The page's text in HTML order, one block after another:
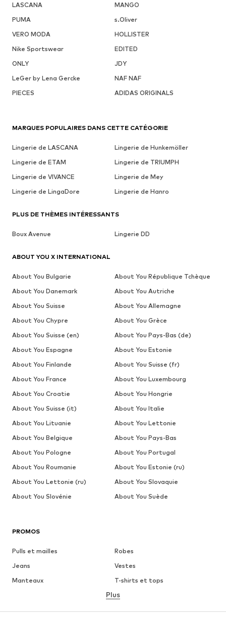
LASCANA
MANGO
PUMA
s.Oliver
VERO MODA
HOLLISTER
Nike Sportswear
EDITED
ONLY
JDY
LeGer by Lena Gercke
NAF NAF
PIECES
ADIDAS ORIGINALS
PROMOS
Pulls et mailles
Robes
Jeans
Vestes
Manteaux
T-shirts et tops
Lingerie
Plus
MARQUES POPULAIRES DANS CETTE CATÉGORIE
Lingerie de LASCANA
Lingerie de Hunkemöller
Lingerie de ETAM
Lingerie de TRIUMPH
Lingerie de VIVANCE
Lingerie de Mey
Lingerie de LingaDore
Lingerie de Hanro
PLUS DE THÈMES INTÉRESSANTS
Boux Avenue Lingerie DD
ABOUT YOU X INTERNATIONAL
About You Bulgarie
About You République Tchèque
About You Danemark
About You Autriche
About You Suisse
About You Allemagne
About You Chypre
About You Grèce
About You Suisse (en)
About You Pays-Bas (de)
About You Espagne
About You Estonie
About You Finlande
About You Suisse (fr)
About You France
About You Luxembourg
About You Croatie
About You Hongrie
About You Suisse (it)
About You Italie
About You Lituanie
About You Lettonie
About You Belgique
About You Pays-Bas
About You Pologne
About You Portugal
About You Roumanie
About You Estonie (ru)
About You Lettonie (ru)
About You Slovaquie
About You Slovénie
About You Suède